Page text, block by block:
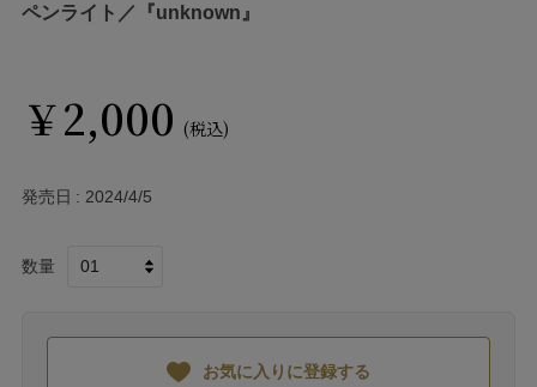
ペンライト／『unknown』
￥2,000 (税込)
発売日 2024/4/5
数量
お気に入りに登録する